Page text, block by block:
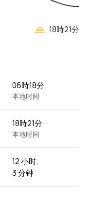
wb_twilight_2 18時21分
06時18分
本地时间
18時21分
本地时间
12 小时,
3 分钟